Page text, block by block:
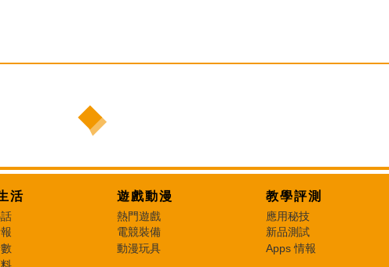
活 遊戲動漫
熱門遊戲
電競裝備
動漫玩具
教學評測
應用秘技
新品測試
Apps 情報